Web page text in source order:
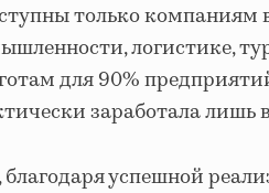
только
логистике,
для 90%
заработала лишь
успешной